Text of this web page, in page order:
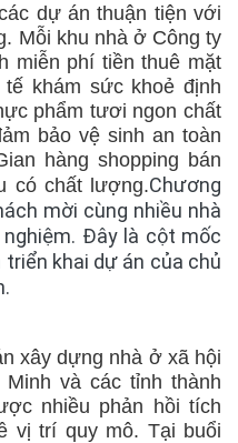
dự án thuận tiện với
Mỗi khu nhà ở Công ty
miễn phí tiền thuê mặt
khám sức khoẻ định
phẩm tươi ngon chất
bảo vệ sinh an toàn
hàng shopping bán
có chất lượng.Chương
mời cùng nhiều nhà
Đây là cột mốc
khai dự án của chủ
xây dựng nhà ở xã hội
và các tỉnh thành
nhiều phản hồi tích
vị trí quy mô. Tại buổi